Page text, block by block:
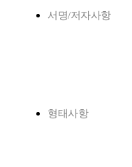
서명/저자사항
형태사항